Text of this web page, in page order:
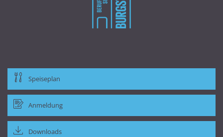
Speiseplan
Anmeldung
Downloads